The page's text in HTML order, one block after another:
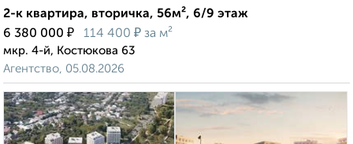
2-к квартира, вторичка, 56м², 6/9 этаж
6 380 000 ₽ 114 400 ₽ за м²
мкр. 4-й, Костюкова 63
Агентство, 05.08.2026